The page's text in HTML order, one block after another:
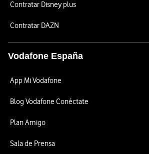
Contratar Disney plus
Contratar DAZN
Vodafone España
App Mi Vodafone
Blog Vodafone Conéctate
Plan Amigo
Sala de Prensa